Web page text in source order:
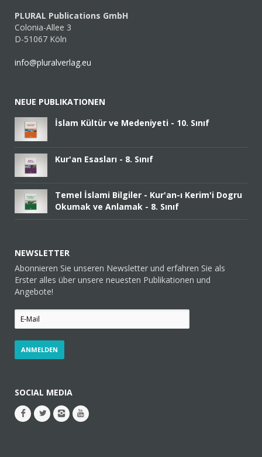
PLURAL Publications GmbH
Colonia-Allee 3
D-51067 Köln
info@pluralverlag.eu
NEUE PUBLIKATIONEN
İslam Kültür ve Medeniyeti - 10. Sınıf
Kur'an Esasları - 8. Sınıf
Temel İslami Bilgiler - Kur'an-ı Kerim'i Dogru
Okumak ve Anlamak - 8. Sınıf
NEWSLETTER
Abonnieren Sie unseren Newsletter und erfahren Sie als
Erster alles über unsere neuesten Publikationen und
Angebote!
SOCIAL MEDIA